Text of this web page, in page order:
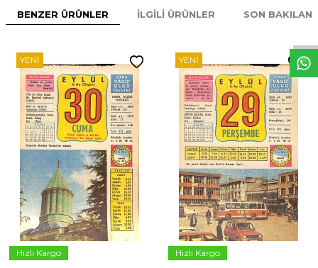
W
h
t
s
p
p
D
e
s
e
H
a
t
t
BENZER ÜRÜNLER İLGILI ÜRÜNLER SON
YENI
Hızlı Kargo
YENI
Hızlı Kargo